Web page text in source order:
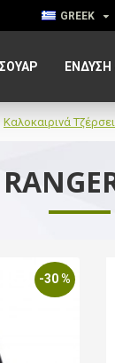
GREEK
Καλοκαιρινά Τζέρσει
-30 %